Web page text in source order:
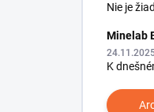
Nie je
Minelab
K